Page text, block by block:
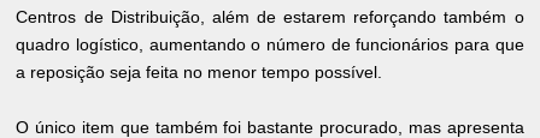
Centros de Distribuição, além de estarem reforçando também o
quadro logístico, aumentando o número de funcionários para que
a reposição seja feita no menor tempo possível.
O único item que também foi bastante procurado, mas apresenta